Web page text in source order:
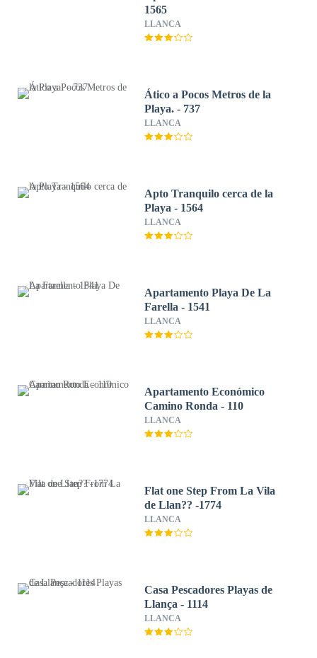
1565
LLANCA
Ático a Pocos Metros de la
Playa. - 737
LLANCA
Apto Tranquilo cerca de la
Playa - 1564
LLANCA
Apartamento Playa De La
Farella - 1541
LLANCA
Apartamento Económico
Camino Ronda - 110
LLANCA
Flat one Step From La Vila
de Llan?? -1774
LLANCA
Casa Pescadores Playas de
Llança - 1114
LLANCA